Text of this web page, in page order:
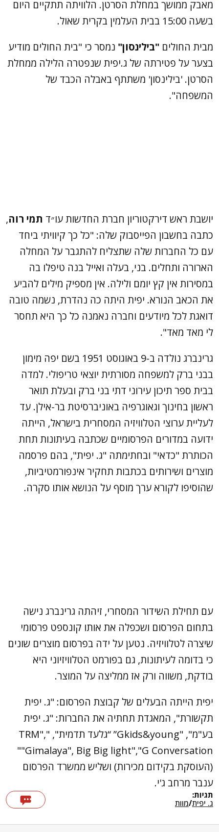
מאבק ממושך במחלת הסרטן. הלוויתה תתקיים היום
בשעה 15:00 בבית העלמין בקרית שאול.
מבית החולים "בילינסון" נמסר כי "בית החולים מודיע
בצער על פטירתה של ג.יפית שנפטרה הלילה ממחלת
הסרטן. 'בילינסון' משתתף באבלה הכבד של
המשפחה".
יושבת ראש דירקטוריון חברת החדשות עו״ד תמי רוה,
כתבה בחשבון הפייסבוק שלה: "כל כך קיוויתי ביחד
עם כל החברות שלה שתצליח להתגבר על המחלה
הארורה ותחלים. בני, בעלה ואייל בנה טיפלו בה
במסירות אין קץ יומם ולילה. אין מספיק מילים להביע
את הכאב הנורא. יפית היתה כה נהדרת, נשמה טובה
דואגת לכל מיודעים וחברה נאמנה כל כך היא תחסר
לי מאד מאד".
גרינברג נולדה ב-9 באוגוסט 1951 בשם יפה מימון
בבני ברק למשפחה מסורתית יוצאי טריפולי. למדה
בבית ספר תיכון עירוני דתי בני ברק ובעלת תואר
ראשון בחינוך וגאוגרפיה באוניברסיטת בר-אילן. עד
לעליית ערוצי הטלוויזיה המסחרית בישראל, הייתה
ידועה במדורים הפרסומיים שכתבה בעיתונות תחת
הכותרת "כדאי" ובחתימתה "ג. יפית", בהם פרסמה
מוצרים ושירותים בכתבות תחקיר אינפורמטיביות,
שהוסיפו לקורא ערך מוסף על הנושא אותו סקרה.
עם תחילת השידור המסחרי, זיהתה גרינברג נישה
בתחום הפרסום ושכפלה את אותו קונספט פרסומי
שיצרה לטלוויזיה. נטען על ידה בפרסום מוצרים שונים
כי בדומה לעיתונות, גם בפורמט הטלוויזיוני היא
בודקת, משווה ורק אז ממליצה על המוצר.
יפית הייתה הבעלים של קבוצת הפרסום: "ג. יפית
תקשורת", המאגדת תחתיה את החברות: "ג. יפית
בע"מ", "Gkids&young” “גלעד תדמית", "TRM",
"Gimalaya", Big Big light","G Conversation"
(העוסקת בקידום מכירות) ושליש ממשרד הפרסום
ענבר מרחב ג'י.
תגיות:
ג. יפית/מוות